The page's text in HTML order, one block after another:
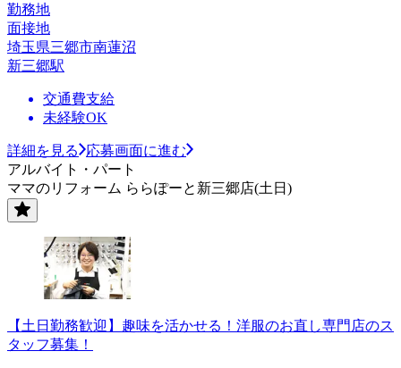
勤務地
面接地
埼玉県三郷市南蓮沼
新三郷駅
交通費支給
未経験OK
詳細を見る
応募画面に進む
アルバイト・パート
ママのリフォーム ららぽーと新三郷店(土日)
【土日勤務歓迎】趣味を活かせる！洋服のお直し専門店のス
タッフ募集！